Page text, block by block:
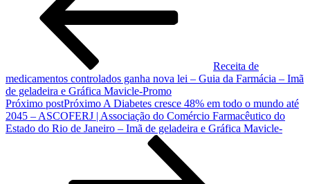
Receita de
medicamentos controlados ganha nova lei – Guia da Farmácia – Imã
de geladeira e Gráfica Mavicle-Promo
Próximo postPróximo A Diabetes cresce 48% em todo o mundo até
2045 – ASCOFERJ | Associação do Comércio Farmacêutico do
Estado do Rio de Janeiro – Imã de geladeira e Gráfica Mavicle-